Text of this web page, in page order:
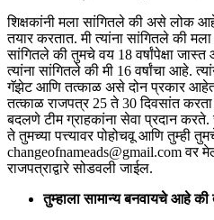
शिक्षकांनी मला सांगितले की असे लोक
तयार करतात. मी त्यांना सांगितले की
सांगितले की तुमचे वय 18 वर्षांपेक्षा जास्त
त्यांना सांगितले की मी 16 वर्षांचा आहे.
गॅझेट आणि तत्काळ असे दोन प्रकार
तत्काळ राजपत्र 25 ते 30 दिवसांत
बदलणे टीम ग्राहकांना सेवा प्रदान
ते तुमच्या पत्त्यावर पोहोचवू आणि तुम्ही
changeofnameads@gmail.com
राजपत्राद्वारे सोडवली जाईल.
तुम्हाला सामान्य बनवायचे आहे की